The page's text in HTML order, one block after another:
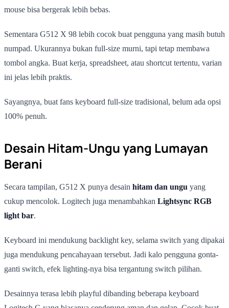
mouse bisa bergerak lebih bebas.
Sementara G512 X 98 lebih cocok buat pengguna yang masih butuh
numpad. Ukurannya bukan full-size murni, tapi tetap membawa
tombol angka. Buat kerja, spreadsheet, atau shortcut tertentu, varian
ini jelas lebih praktis.
Sayangnya, buat fans keyboard full-size tradisional, belum ada opsi
100% penuh.
Desain Hitam-Ungu yang Lumayan
Berani
Secara tampilan, G512 X punya desain hitam dan ungu yang
cukup mencolok. Logitech juga menambahkan Lightsync RGB
light bar.
Keyboard ini mendukung backlight key, selama switch yang dipakai
juga mendukung pencahayaan tersebut. Jadi kalo pengguna gonta-
ganti switch, efek lighting-nya bisa tergantung switch pilihan.
Desainnya terasa lebih playful dibanding beberapa keyboard